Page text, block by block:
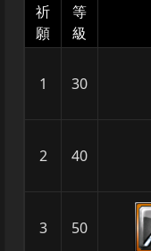
祈
願
等
級
1 30
2 40
3 50